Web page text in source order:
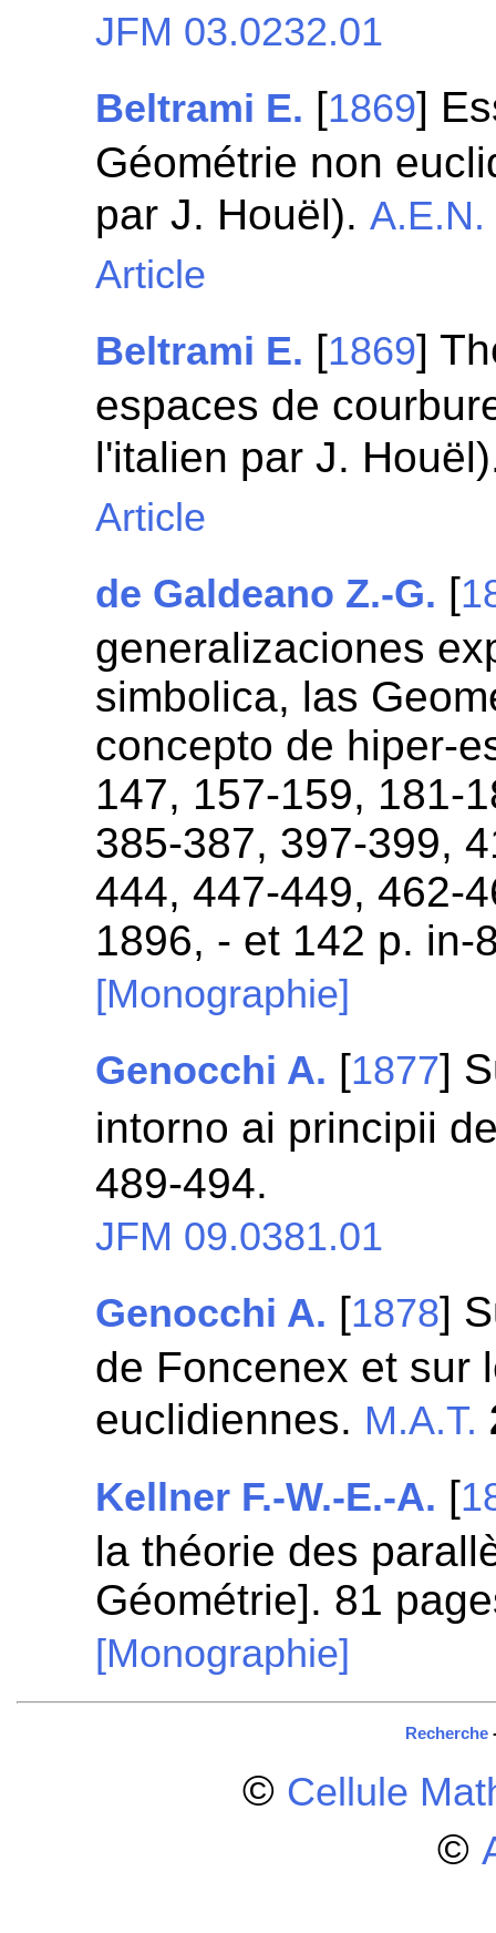
JFM 03.0232.01
Beltrami E. [1869]
Géométrie non
par J. Houël).A.E.N.
Article
Beltrami E. [1869]
espaces de
l'italien par J.
Article
de Galdeano Z.-G. [
generalizaciones
simbolica, las
concepto de hiper-
147, 157-159, 181-
385-387, 397-399,
444, 447-449, 462-
1896, - et 142 p. in-
[Monographie]
Genocchi A. [1877]
intorno ai principii
489-494.
JFM 09.0381.01
Genocchi A. [1878]
de Foncenex et sur
euclidiennes. M.A.T.
Kellner F.-W.-E.-A. [
la théorie des
Géométrie]. 81
[Monographie]
Recherche
© Cellule
©